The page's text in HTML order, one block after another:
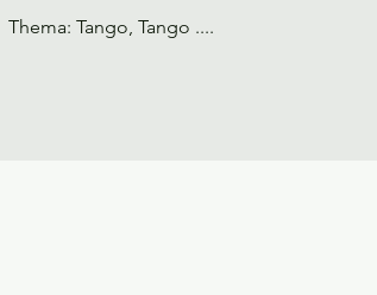
Thema: Tango, Tango ....